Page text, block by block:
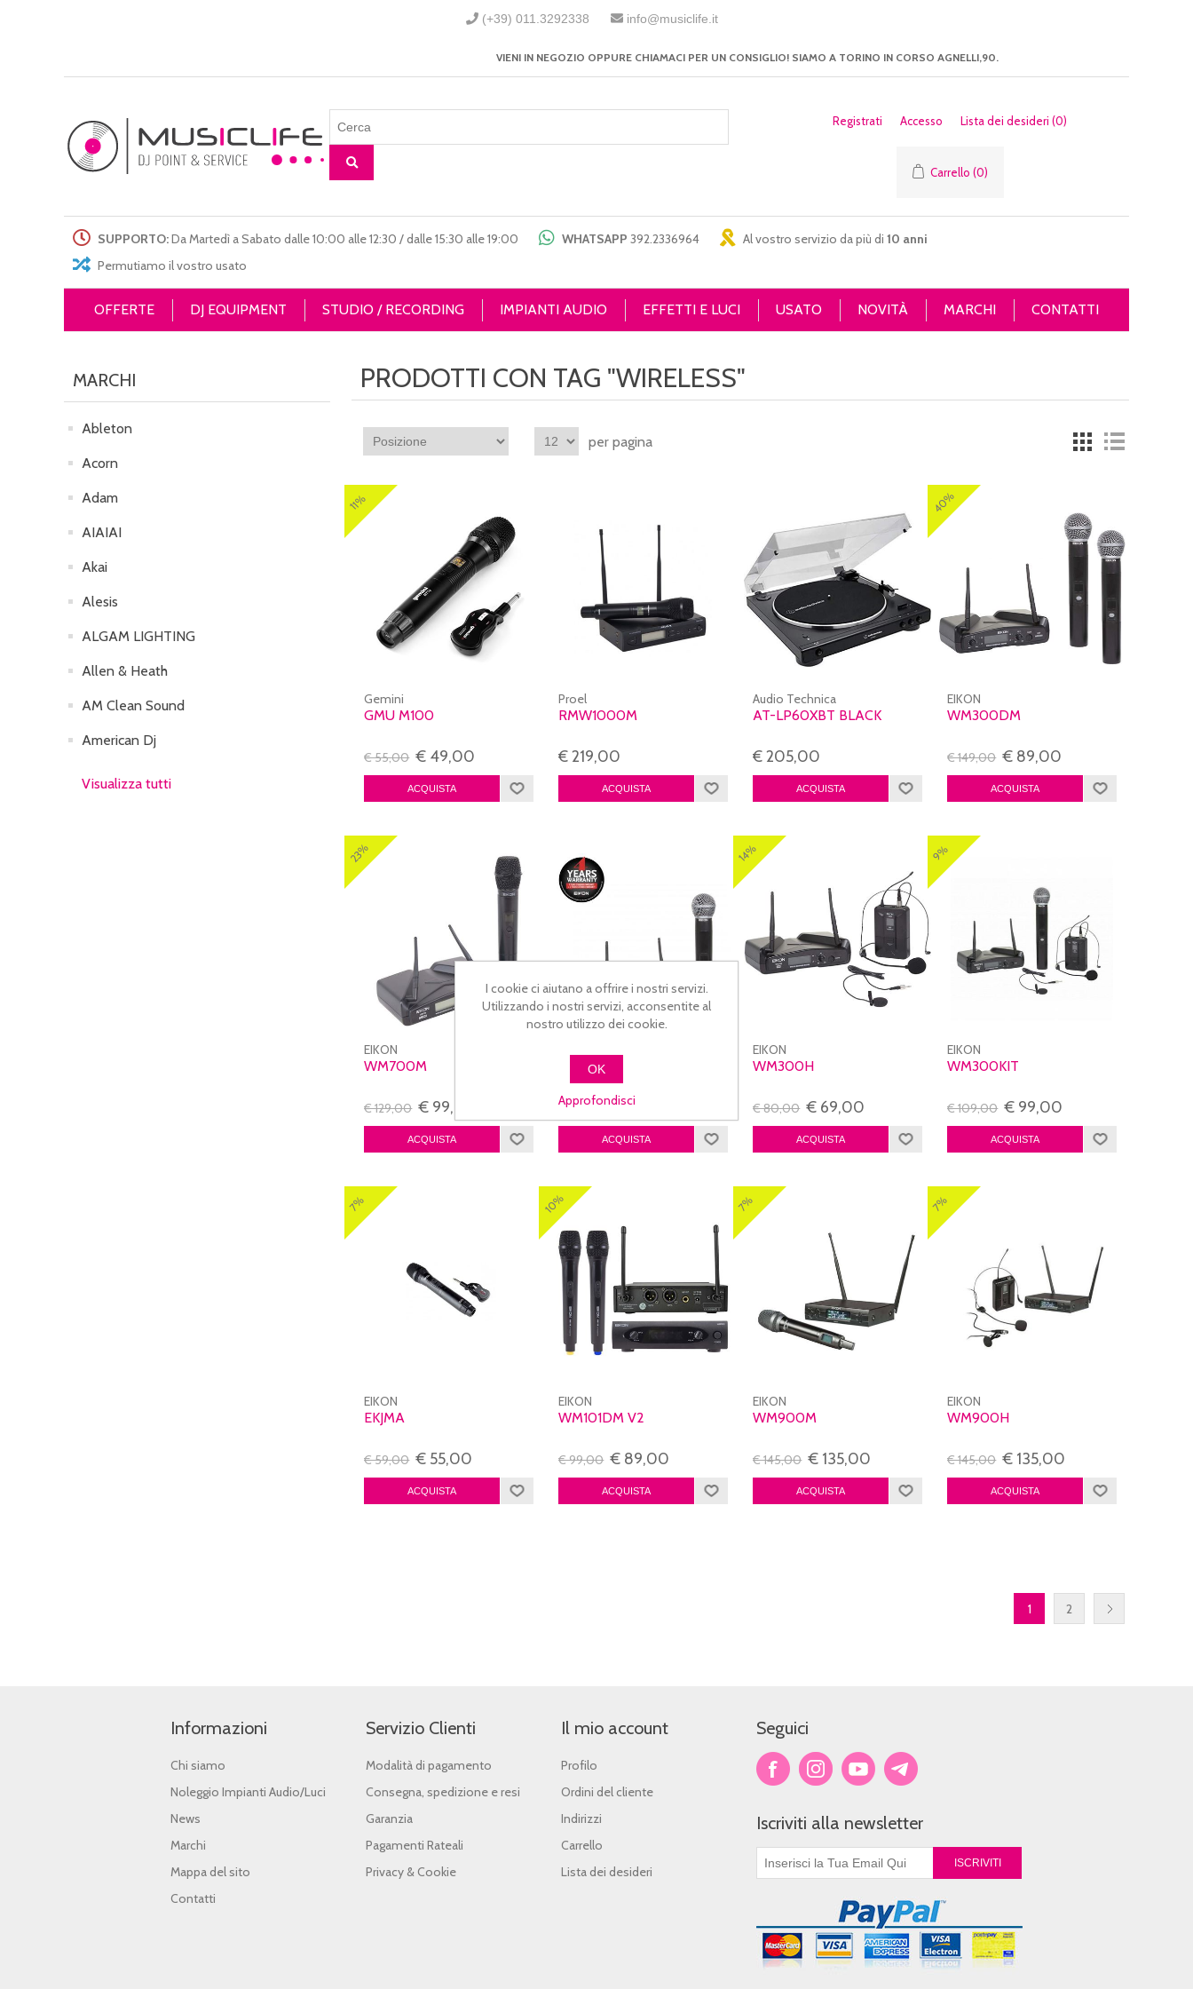
(+39) 011.3292338 info@musiclife.it
VIENI IN NEGOZIO OPPURE CHIAMACI PER UN CONSIGLIO! SIAMO A TORINO IN CORSO AGNELLI,90.
Registrati Accesso Lista dei desideri (0)
Carrello (0)
SUPPORTO:Da Martedì a Sabato dalle 10:00 alle 12:30 / dalle 15:30 alle 19:00 WHATSAPP 392.2336964 Al vostro servizio da più di 10 anni
Permutiamo il vostro usato
OFFERTE DJ EQUIPMENT STUDIO / RECORDING IMPIANTI AUDIO EFFETTI E LUCI USATO NOVITÀ MARCHI CONTATTI
PRODOTTI CON TAG "WIRELESS"
per pagina
11%
Gemini
GMU M100
€ 55,00 € 49,00
Proel
RMW1000M
€ 219,00
Audio Technica
AT-LP60XBT BLACK
€ 205,00
40%
EIKON
WM300DM
€ 149,00 € 89,00
23%
EIKON
WM700M
€ 129,00 € 99,00
WM300M
€ 79,00
14%
EIKON
WM300H
€ 80,00 € 69,00
9%
EIKON
WM300KIT
€ 109,00 € 99,00
7%
EIKON
EKJMA
€ 59,00 € 55,00
10%
EIKON
WM101DM V2
€ 99,00 € 89,00
7%
EIKON
WM900M
€ 145,00 € 135,00
7%
EIKON
WM900H
€ 145,00 € 135,00
1 2
MARCHI
Ableton
Acorn
Adam
AIAIAI
Akai
Alesis
ALGAM LIGHTING
Allen & Heath
AM Clean Sound
American Dj
Visualizza tutti
Informazioni
Chi siamo
Noleggio Impianti Audio/Luci
News
Marchi
Mappa del sito
Contatti
Servizio Clienti
Modalità di pagamento
Consegna, spedizione e resi
Garanzia
Pagamenti Rateali
Privacy & Cookie
Il mio account
Profilo
Ordini del cliente
Indirizzi
Carrello
Lista dei desideri
Seguici
Iscriviti alla newsletter
I cookie ci aiutano a offrire i nostri servizi.
Utilizzando i nostri servizi, acconsentite al
nostro utilizzo dei cookie.
OK
Approfondisci